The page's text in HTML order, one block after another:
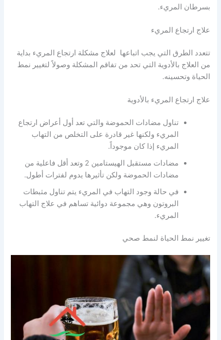
بسرطان المريء.
علاج ارتجاع المريء
تتعدد الطرق التي يجب اتباعها لعلاج مشكلة ارتجاع المريء بداية
من العلاج بالأدوية التي تحد من تفاقم المشكلة وصولاً لتغيير نمط
الحياة وتحسينه.
علاج ارتجاع المريء بالأدوية
تناول مضادات الحموضة والتي تعد أول أعراض ارتجاع
المريء ولكنها غير قادرة على التخلص من التهاب
المريء إذا كان موجوداً.
مضادات مستقبل الهيستامين 2 وتعد أقل فاعلية من
مضادات الحموضة ولكن تأثيرها يدوم لفترات أطول.
في حالة وجود التهاب في المريء يتم تناول مثبطات
البروتون وهي مجموعة دوائية تساهم في علاج التهاب
المريء.
تغيير نمط الحياة لنمط صحي